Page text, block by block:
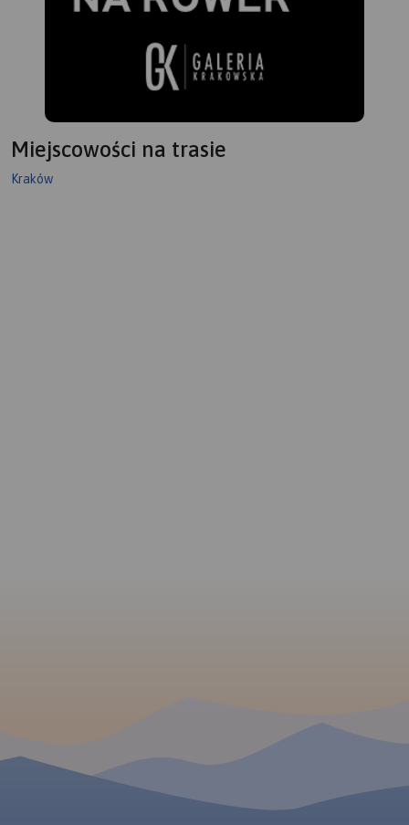
Miejscowości na trasie
Kraków